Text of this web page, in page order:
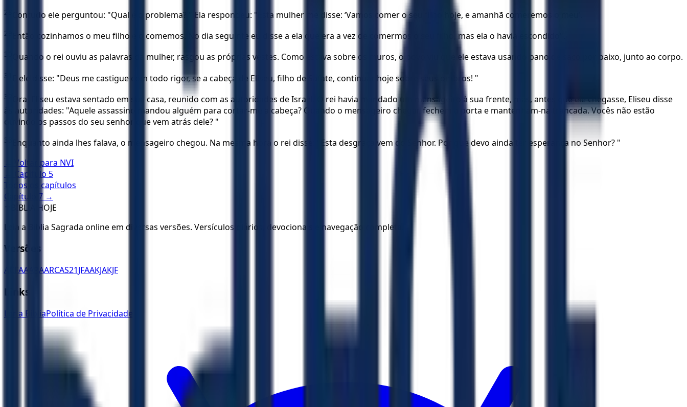
28 Contudo ele perguntou: "Qual é o problema? " Ela respondeu: "Esta mulher me disse: ‘Vamos comer o seu filho hoje, e amanhã comeremos o meu’.
29 Então cozinhamos o meu filho e o comemos. No dia seguinte eu disse a ela que era a vez de comermos o seu filho, mas ela o havia escondido".
30 Quando o rei ouviu as palavras da mulher, rasgou as próprias vestes. Como estava sobre os muros, o povo viu que ele estava usando pano de saco por baixo, junto ao corpo.
31 E ele disse: "Deus me castigue com todo rigor, se a cabeça de Eliseu, filho de Safate, continuar hoje sobre seus ombros! "
32
Ora, Eliseu estava sentado em sua casa, reunido com as autoridades de Israel. O rei havia mandado um mensageiro à sua frente, mas, antes que ele chegasse, Eliseu disse
às autoridades: "Aquele assassino mandou alguém para cortar-me a cabeça? Quando o mensageiro chegar, fechem a porta e mantenham-na trancada. Vocês não estão
ouvindo os passos do seu senhor que vem atrás dele? "
33
Enquanto ainda lhes falava, o mensageiro chegou. Na mesma hora o rei disse: "Esta desgraça vem do Senhor. Por que devo ainda ter esperança no Senhor? "
← Voltar para NVI
← Capítulo 5
Todos os capítulos
Capítulo
7 →
BÍBLIA HOJE
Leia a Bíblia Sagrada online em diversas versões. Versículos diários, devocionais e navegação completa.
Versões
ACFAA ARAARCAS21JFAAKJAKJF
Links
Ler a BíbliaPolítica de Privacidade